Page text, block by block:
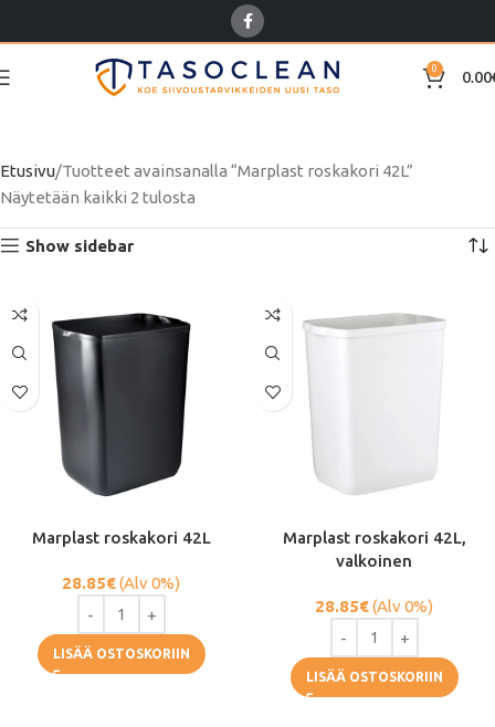
0 0.00
Etusivu Tuotteet avainsanalla “Marplast roskakori 42L”
Näytetään kaikki 2 tulosta
Show sidebar
Marplast roskakori 42L
28.85€(Alv 0%)
LISÄÄ OSTOSKORIIN
Marplast roskakori 42L,
valkoinen
28.85€(Alv 0%)
LISÄÄ OSTOSKORIIN